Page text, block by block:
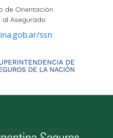
de Orientación
al Asegurado
ssn